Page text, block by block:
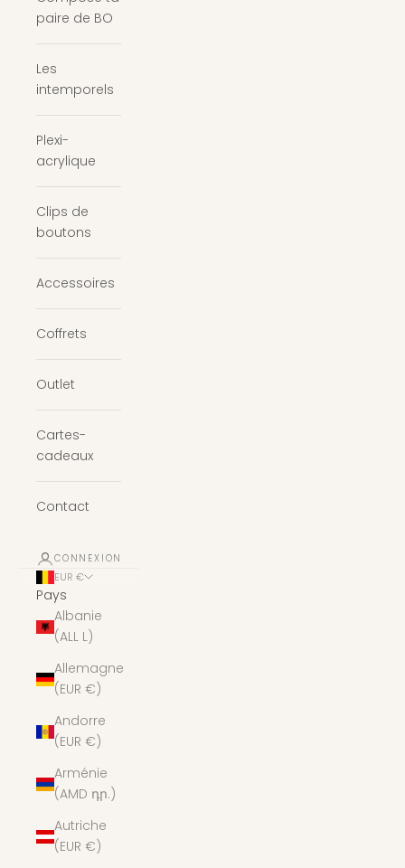
paire de BO
Les
intemporels
Plexi-
acrylique
Clips de
boutons
Accessoires
Coffrets
Outlet
Cartes-
cadeaux
Contact
CONNEXION
EUR €
Pays
Albanie
(ALL L)
Allemagne
(EUR €)
Andorre
(EUR €)
Arménie
(AMD դր.)
Autriche
(EUR €)